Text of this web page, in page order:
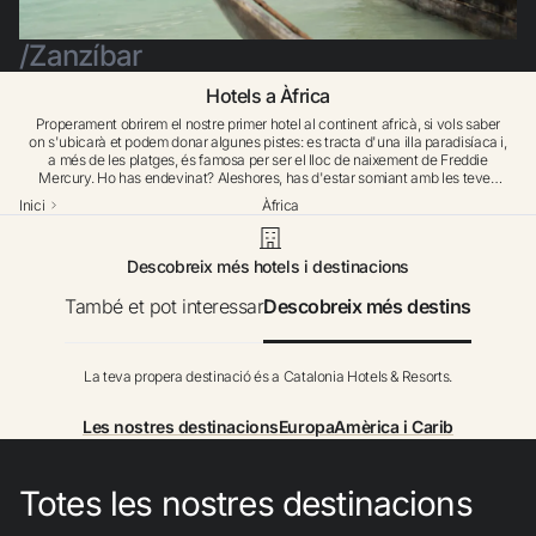
No t'has registrat encara ?
Crear-ne un compte
Gaudeix els beneficis de formar part de
Cancel·lació gratuïta
Zanzíbar
Hotels a Àfrica
Properament obrirem el nostre primer hotel al continent africà, si vols saber
on s'ubicarà et podem donar algunes pistes: es tracta d'una illa paradisíaca i,
a més de les platges, és famosa per ser el lloc de naixement de Freddie
Mercury. Ho has endevinat? Aleshores, has d'estar somiant amb les teves
properes vacances al nou Catalonia Grand Zanzíbar All Suites & Spa. Un
resort a Tanzània de disseny minimalista amb tocs ètnics en el que preval la
sostenibilitat a les instal·lacions. Gaudiràs d'una gran oferta gastronòmica,
zones recreatives a l'aire lliure i un espectacular Jetty Bar construït en una
plataforma sobre l'oceà Índic.
Inici Àfrica
Descobreix més hotels i destinacions
També et pot interessarDescobreix més destins
La teva propera destinació és a Catalonia Hotels & Resorts.
Les nostres destinacionsEuropaAmèrica i Carib
Totes les nostres destinacions